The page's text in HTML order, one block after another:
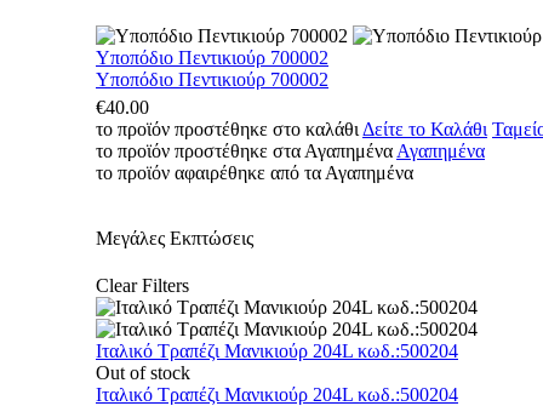
Υποπόδιο Πεντικιούρ 700002
Υποπόδιο Πεντικιούρ 700002
€40.00
το προϊόν προστέθηκε στο καλάθι Δείτε το Καλάθι
το προϊόν προστέθηκε στα Αγαπημένα Αγαπημένα
το προϊόν αφαιρέθηκε από τα Αγαπημένα
Μεγάλες Εκπτώσεις
Clear Filters
Ιταλικό Τραπέζι Μανικιούρ 204L κωδ.:500204
Out of stock
Ιταλικό Τραπέζι Μανικιούρ 204L κωδ.:500204